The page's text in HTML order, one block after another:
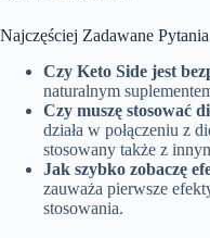
Najczęściej Zadawane Pytania
Czy Keto Side jest
naturalnym
Czy muszę stosować
działa w połączeniu z
stosowany także z
Jak szybko zobaczę
zauważa pierwsze
stosowania.